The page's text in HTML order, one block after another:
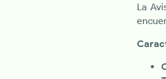
La